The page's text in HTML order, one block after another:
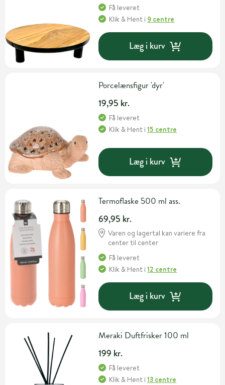
Få leveret
Klik & Hent i 9 centre
Læg i kurv
Porcelænsfigur 'dyr'
19,95 kr.
Få leveret
Klik & Hent i15 centre
Læg i kurv
Termoflaske 500 ml ass.
69,95 kr.
Varen og lagertal kan variere fra
center til center
Få leveret
Klik & Hent i12 centre
Læg i kurv
Meraki Duftfrisker 100 ml
199 kr.
Få leveret
Klik & Hent i13 centre